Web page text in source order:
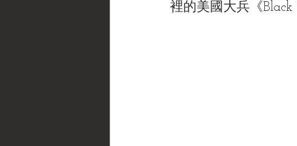
裡的美國大兵《Black